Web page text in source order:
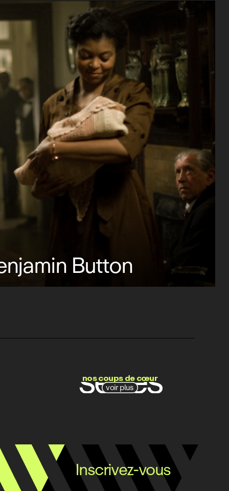
Button
nos coups de cœur
séries
voir plus
Inscrivez-vous